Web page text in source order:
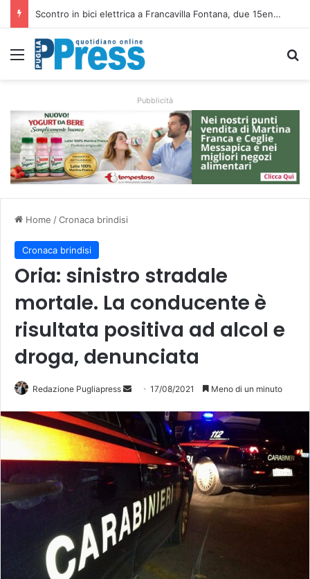
Altamura, aziende agricole donano foraggio all’allevatore colpito dall’incendio nell’Alta Murgia
Menu
Pubblicità
Home /Cronaca brindisi
Cronaca brindisi
Oria: sinistro stradale
mortale. La conducente è
risultata positiva ad alcol e
droga, denunciata
Redazione Pugliapress
i
a
'
e
17/08/2021 Meno di un minuto